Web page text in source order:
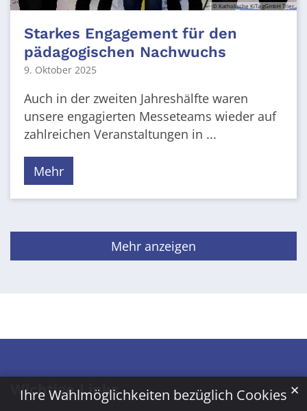
Ihre Wahlmöglichkeiten bezüglich Cookies ✕
© Katholische KiTa gGmbH Trier
Starkes Engagement für den
pädagogischen Nachwuchs
9. Oktober 2025
Auch in der zweiten Jahreshälfte waren
unsere engagierten Messeteams wieder auf
zahlreichen Veranstaltungen in ...
Mehr
Mehr anzeigen
Wichtige Links